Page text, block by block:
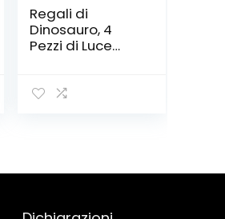
Regali di
Dinosauro, 4
Pezzi di Luce
Dinosauro 3D
Bambini da 3 4 5